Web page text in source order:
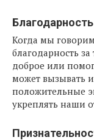
Благодарность
Когда мы
благодарность
доброе или
может вызывать
положительные
укреплять наши